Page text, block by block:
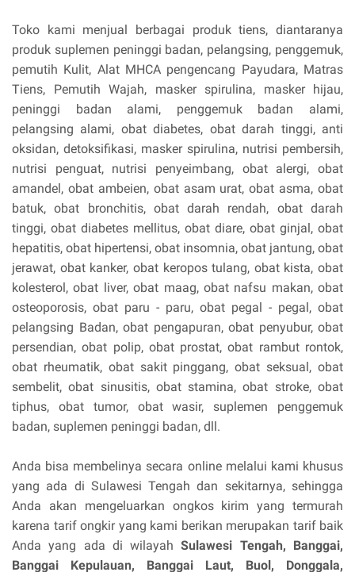
Toko kami menjual berbagai produk tiens, diantaranya
produk suplemen peninggi badan, pelangsing, penggemuk,
pemutih Kulit, Alat MHCA pengencang Payudara, Matras
Tiens, Pemutih Wajah, masker spirulina, masker hijau,
peninggi badan alami, penggemuk badan alami,
pelangsing alami, obat diabetes, obat darah tinggi, anti
oksidan, detoksifikasi, masker spirulina, nutrisi pembersih,
nutrisi penguat, nutrisi penyeimbang, obat alergi, obat
amandel, obat ambeien, obat asam urat, obat asma, obat
batuk, obat bronchitis, obat darah rendah, obat darah
tinggi, obat diabetes mellitus, obat diare, obat ginjal, obat
hepatitis, obat hipertensi, obat insomnia, obat jantung, obat
jerawat, obat kanker, obat keropos tulang, obat kista, obat
kolesterol, obat liver, obat maag, obat nafsu makan, obat
osteoporosis, obat paru - paru, obat pegal - pegal, obat
pelangsing Badan, obat pengapuran, obat penyubur, obat
persendian, obat polip, obat prostat, obat rambut rontok,
obat rheumatik, obat sakit pinggang, obat seksual, obat
sembelit, obat sinusitis, obat stamina, obat stroke, obat
tiphus, obat tumor, obat wasir, suplemen penggemuk
badan, suplemen peninggi badan, dll.
Anda bisa membelinya secara online melalui kami khusus
yang ada di Sulawesi Tengah dan sekitarnya, sehingga
Anda akan mengeluarkan ongkos kirim yang termurah
karena tarif ongkir yang kami berikan merupakan tarif baik
Anda yang ada di wilayahSulawesi Tengah, Banggai,
Banggai Kepulauan, Banggai Laut, Buol, Donggala,